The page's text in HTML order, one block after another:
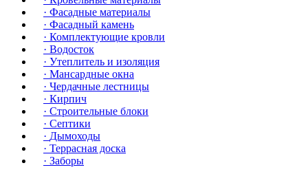
· Фасадные материалы
· Фасадный камень
· Комплектующие кровли
· Водосток
· Утеплитель и изоляция
· Мансардные окна
· Чердачные лестницы
· Кирпич
· Строительные блоки
· Септики
· Дымоходы
· Террасная доска
· Заборы